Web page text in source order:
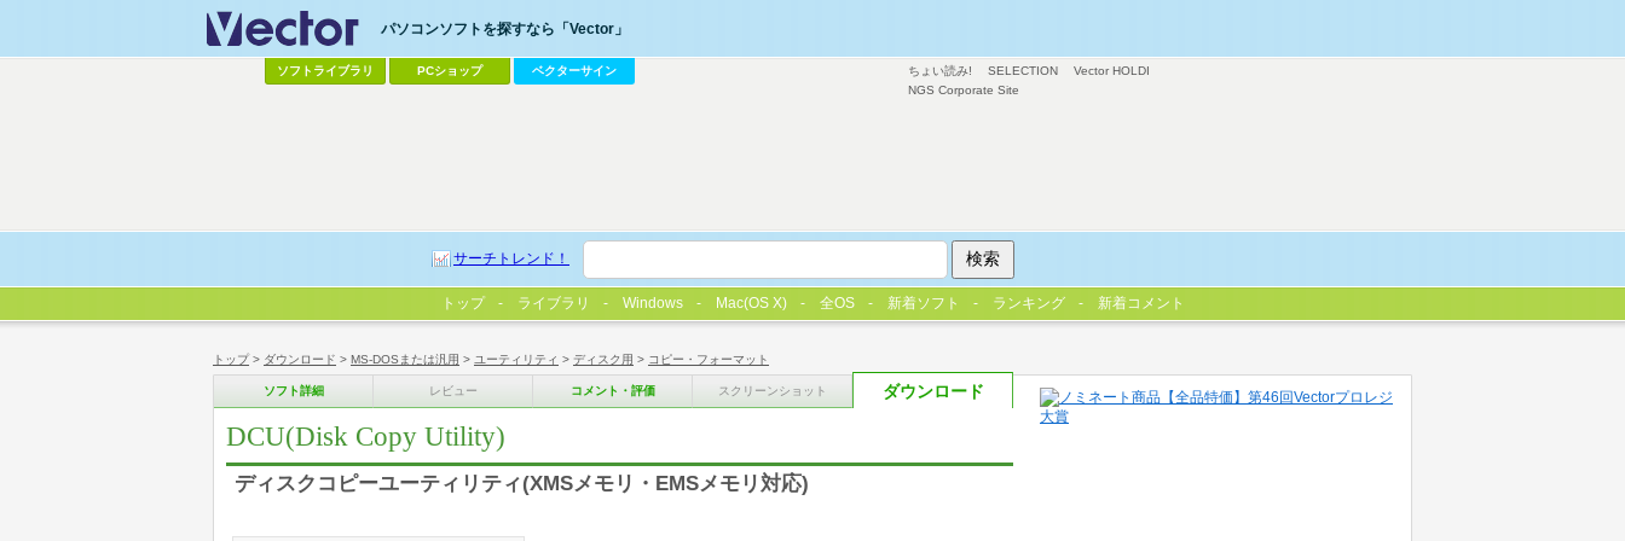
トップ> ダウンロード > MS-DOSまたは汎用 > ユーティリティ > ディスク用 > コピー・フォーマット
ソフト詳細 レビュー コメント・評価 スクリーンショット ダウンロード
DCU(Disk Copy Utility)
ディスクコピーユーティリティ(XMSメモリ・EMSメモリ対応)
ちょい読み! SELECTION
Vector HOLDI
NGS Corporate Site
パソコンソフトを探すなら「Vector」
ソフトライブラリ PCショップ ベクターサイン
サーチトレンド！
トップ ライブラリ Windows Mac(OS X) 全OS 新着ソフト ランキング 新着コメント